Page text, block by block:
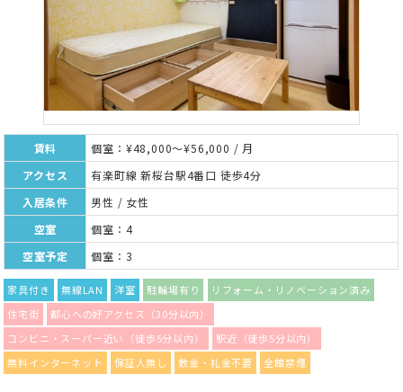
賃料
個室：¥48,000～¥56,000 / 月
アクセス
有楽町線 新桜台駅4番口 徒歩4分
入居条件
男性 / 女性
空室
個室：4
空室予定
個室：3
家具付き 無線LAN 洋室 駐輪場有り
リフォーム・リノベーション済み
住宅街
都心への好アクセス（30分以内）
コンビニ・スーパー近い（徒歩5分以内）
駅近（徒歩5分以内）
無料インターネット
保証人無し 敷金・礼金不要 全館禁煙